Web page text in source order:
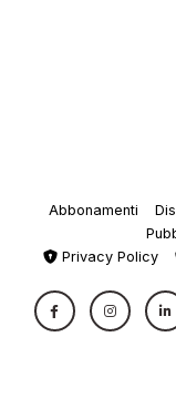
Abbonamenti
Privacy Policy